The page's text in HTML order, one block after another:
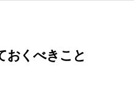
おくべきこと